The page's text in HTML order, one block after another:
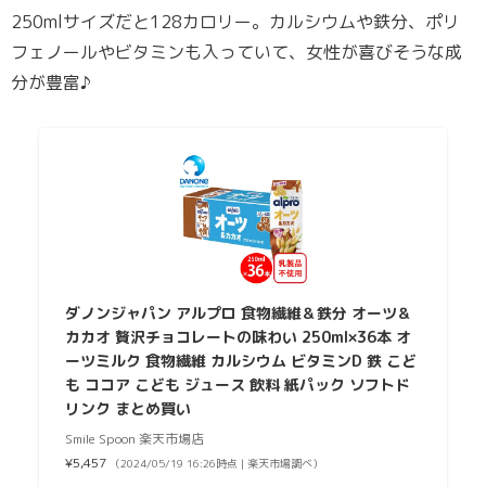
250mlサイズだと128カロリー。カルシウムや鉄分、ポリ
フェノールやビタミンも入っていて、女性が喜びそうな成
分が豊富♪
ダノンジャパン アルプロ 食物繊維＆鉄分 オーツ＆
カカオ 贅沢チョコレートの味わい 250ml×36本 オ
ーツミルク 食物繊維 カルシウム ビタミンD 鉄 こど
も ココア こども ジュース 飲料 紙パック ソフトド
リンク まとめ買い
Smile Spoon 楽天市場店
¥5,457
（2024/05/19 16:26時点 | 楽天市場調べ）